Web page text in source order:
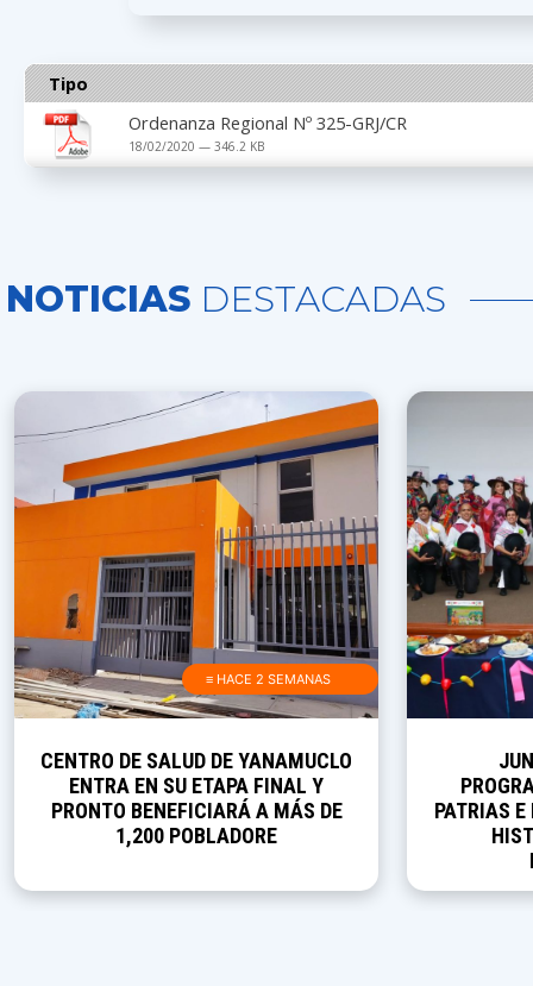
Tipo
Ordenanza Regional Nº 325-GRJ/CR
18/02/2020 — 346.2 KB
NOTICIAS DESTACADAS
≡ HACE 2 SEMANAS
CENTRO DE SALUD DE YANAMUCLO
ENTRA EN SU ETAPA FINAL Y
PRONTO BENEFICIARÁ A MÁS DE
1,200 POBLADORE
PATRIAS